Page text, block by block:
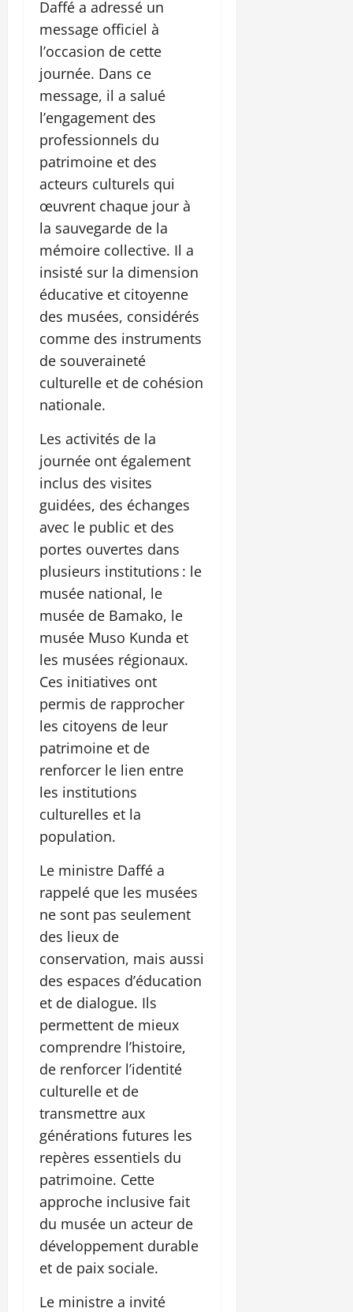
Daffé a adressé un
message officiel à
l’occasion de cette
journée. Dans ce
message, il a salué
l’engagement des
professionnels du
patrimoine et des
acteurs culturels qui
œuvrent chaque jour à
la sauvegarde de la
mémoire collective. Il a
insisté sur la dimension
éducative et citoyenne
des musées, considérés
comme des instruments
de souveraineté
culturelle et de cohésion
nationale.
Les activités de la
journée ont également
inclus des visites
guidées, des échanges
avec le public et des
portes ouvertes dans
plusieurs institutions : le
musée national, le
musée de Bamako, le
musée Muso Kunda et
les musées régionaux.
Ces initiatives ont
permis de rapprocher
les citoyens de leur
patrimoine et de
renforcer le lien entre
les institutions
culturelles et la
population.
Le ministre Daffé a
rappelé que les musées
ne sont pas seulement
des lieux de
conservation, mais aussi
des espaces d’éducation
et de dialogue. Ils
permettent de mieux
comprendre l’histoire,
de renforcer l’identité
culturelle et de
transmettre aux
générations futures les
repères essentiels du
patrimoine. Cette
approche inclusive fait
du musée un acteur de
développement durable
et de paix sociale.
Le ministre a invité